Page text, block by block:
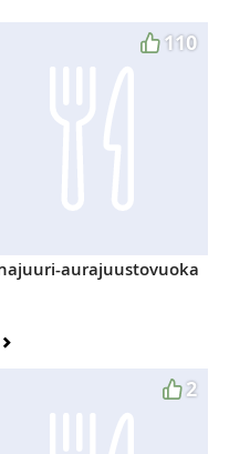
110
aurajuustovuoka
2